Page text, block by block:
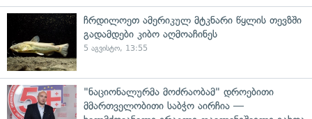
ჩრდილოეთ ამერიკულ მტკნარი წყლის თევზში
გადამდები კიბო აღმოაჩინეს
5 აგვისტო, 13:55
"ნაციონალურმა მოძრაობამ" დროებითი
მმართველობითი საბჭო აირჩია —